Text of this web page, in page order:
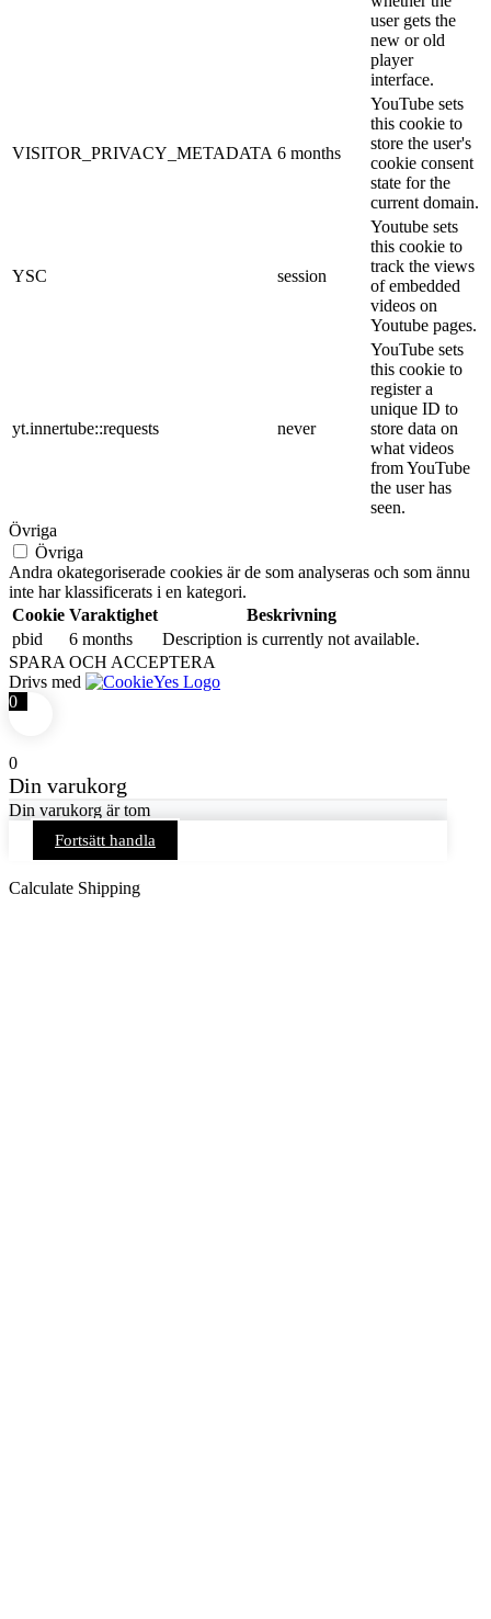
user gets the
new or old
player
interface.
VISITOR_PRIVACY_METADATA 6 months
YouTube sets
this cookie to
store the user's
cookie consent
state for the
current domain.
YSC session
Youtube sets
this cookie to
track the views
of embedded
videos on
Youtube pages.
yt.innertube::requests never
YouTube sets
this cookie to
register a
unique ID to
store data on
what videos
from YouTube
the user has
seen.
Övriga
Övriga
Andra okategoriserade cookies är de som analyseras och som ännu
inte har klassificerats i en kategori.
Cookie Varaktighet
Beskrivning
pbid
6 months
Description is currently not available.
SPARA OCH ACCEPTERA
Drivs med
0
0
Din varukorg
Din varukorg är tom
Fortsätt handla
Calculate Shipping